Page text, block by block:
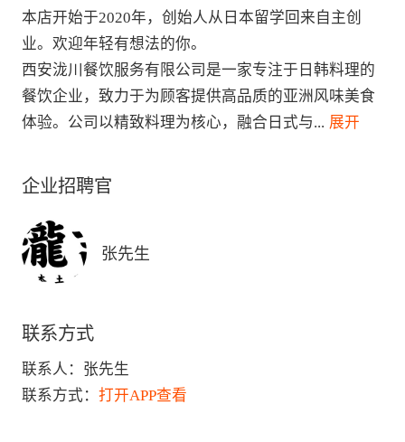
本店开始于2020年，创始人从日本留学回来自主创
业。欢迎年轻有想法的你。
西安泷川餐饮服务有限公司是一家专注于日韩料理的
餐饮企业，致力于为顾客提供高品质的亚洲风味美食
体验。公司以精致料理为核心，融合日式与... 展开
企业招聘官
张先生
联系方式
联系人： 张先生
联系方式： 打开APP查看